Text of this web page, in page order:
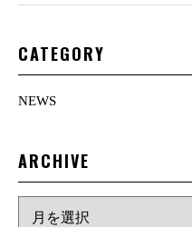
CATEGORY
NEWS
ARCHIVE